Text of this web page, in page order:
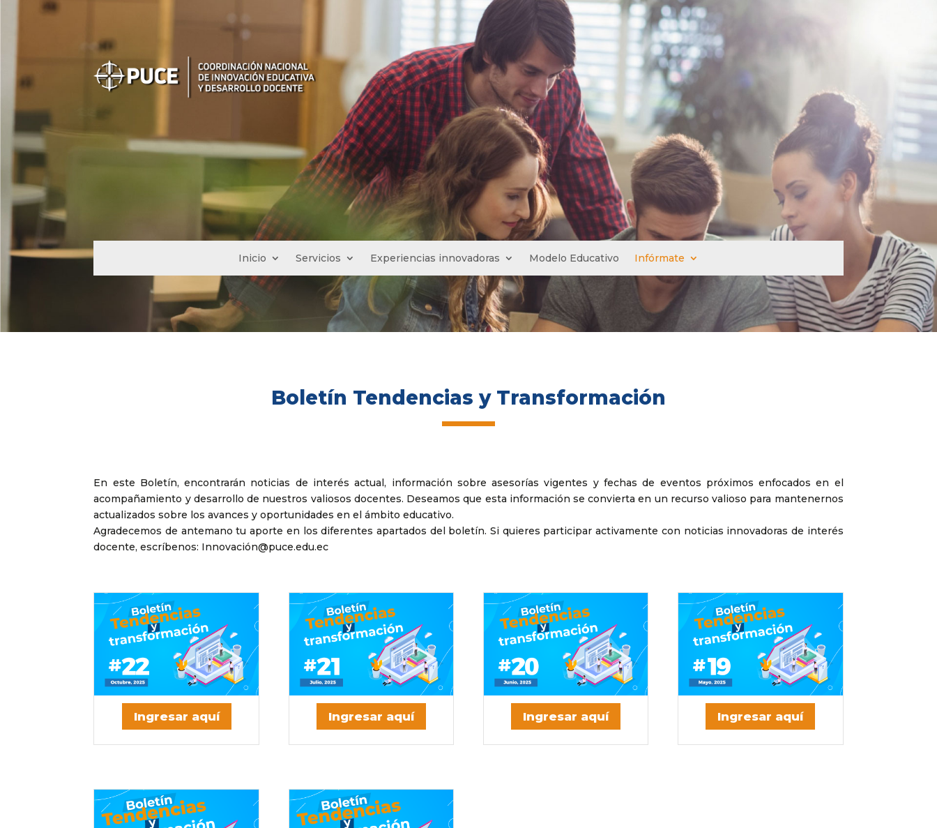
Inicio Servicios Experiencias innovadoras Modelo Educativo Infórmate
Boletín Tendencias y Transformación
En este Boletín, encontrarán noticias de interés actual, información sobre asesorías vigentes y fechas de eventos próximos enfocados en el
acompañamiento y desarrollo de nuestros valiosos docentes. Deseamos que esta información se convierta en un recurso valioso para mantenernos
actualizados sobre los avances y oportunidades en el ámbito educativo.
Agradecemos de antemano tu aporte en los diferentes apartados del boletín. Si quieres participar activamente con noticias innovadoras de interés
docente, escríbenos: Innovación@puce.edu.ec
Ingresar aquí Ingresar aquí Ingresar aquí Ingresar aquí